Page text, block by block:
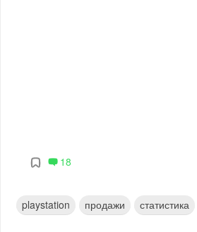
18
playstation продажи статистика